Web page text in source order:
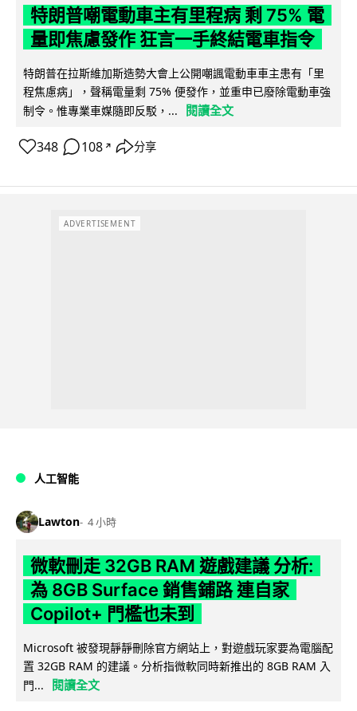
特朗普嘲電動車主有里程病 剩 75% 電
量即焦慮發作 狂言一手終結電車指令
特朗普在拉斯維加斯造勢大會上公開嘲諷電動車車主患有「里
程焦慮病」，聲稱電量剩 75% 便發作，並重申已廢除電動車強
制令。惟專業車媒隨即反駁，...
閱讀全文
348 108 ↗ 分享
ADVERTISEMENT
人工智能
Lawton 4 小時
微軟刪走 32GB RAM 遊戲建議 分析:
為 8GB Surface 銷售鋪路 連自家
Copilot+ 門檻也未到
Microsoft 被發現靜靜刪除官方網站上，對遊戲玩家要為電腦配
置 32GB RAM 的建議。分析指微軟同時新推出的 8GB RAM 入
門...
閱讀全文